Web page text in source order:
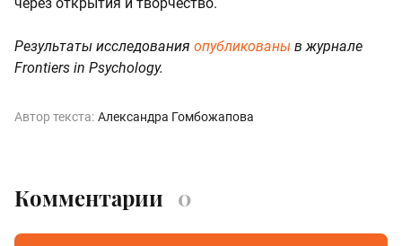
Результаты исследования опубликованы в журнале
Frontiers in Psychology.
Автор текста: Александра Гомбожапова
Комментарии 0